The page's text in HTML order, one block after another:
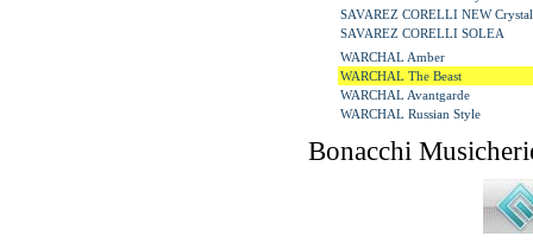
SAVAREZ CORELLI NEW Crystal
SAVAREZ CORELLI SOLEA
WARCHAL Amber
WARCHAL The Beast
WARCHAL Avantgarde
WARCHAL Russian Style
Bonacchi